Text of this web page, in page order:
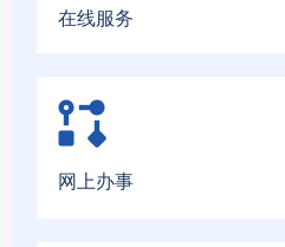
在线服务
网上办事